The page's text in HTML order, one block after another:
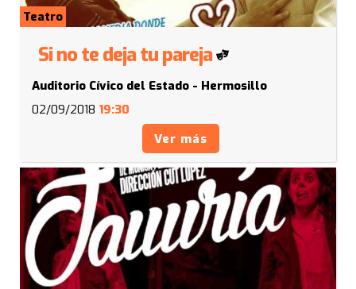
Teatro
Si no te deja tu pareja
Auditorio Cívico del Estado - Hermosillo
02/09/2018 19:30
Ver más